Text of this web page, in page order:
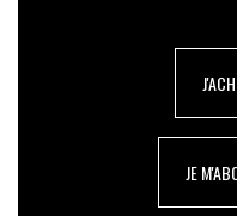
JE